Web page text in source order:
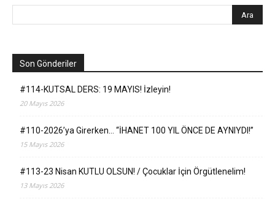
Son Gönderiler
#114-KUTSAL DERS: 19 MAYIS! İzleyin!
20 Mayıs 2026
#110-2026’ya Girerken… “İHANET 100 YIL ÖNCE DE AYNIYDI!”
15 Mayıs 2026
#113-23 Nisan KUTLU OLSUN! / Çocuklar İçin Örgütlenelim!
13 Mayıs 2026